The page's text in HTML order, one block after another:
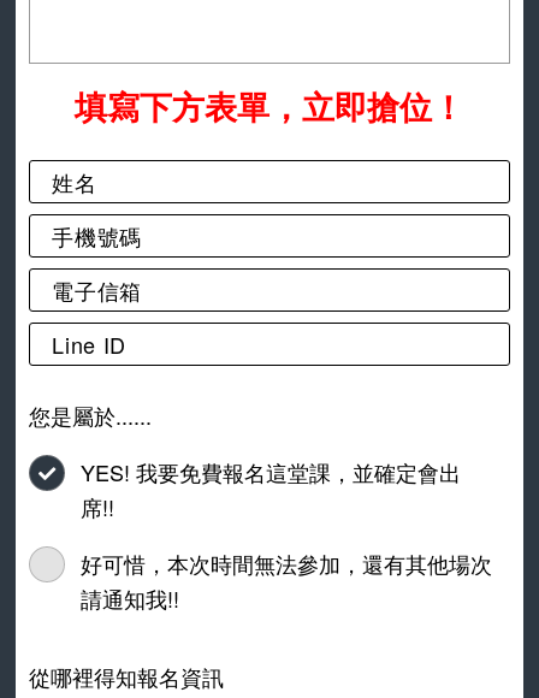
填寫下方表單，立即搶位！
您是屬於......
YES! 我要免費報名這堂課，並確定會出
席!!
好可惜，本次時間無法參加，還有其他場次
請通知我!!
從哪裡得知報名資訊